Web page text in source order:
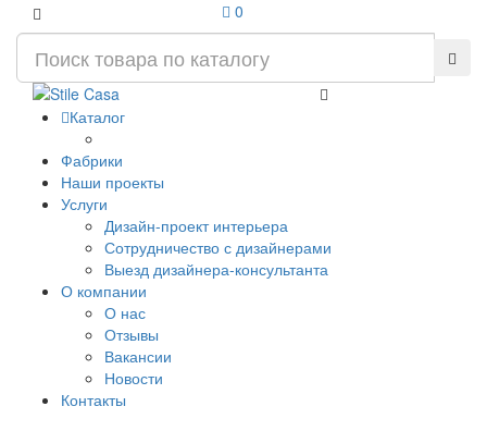
0
Каталог
Фабрики
Наши проекты
Услуги
Дизайн-проект интерьера
Сотрудничество с дизайнерами
Выезд дизайнера-консультанта
О компании
О нас
Отзывы
Вакансии
Новости
Контакты